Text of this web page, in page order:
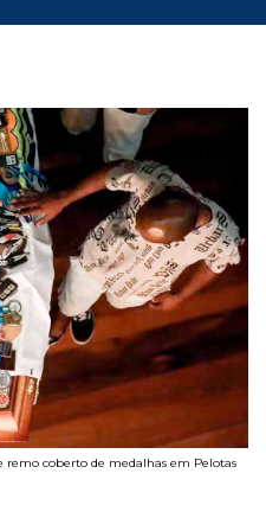
coberto de medalhas em Pelotas